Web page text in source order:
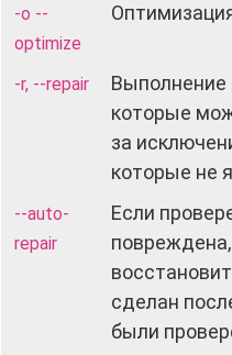
-o --
optimize
-r, --repair
Выполнение
которые
за
которые не
--auto-
repair
Если
сделан
были